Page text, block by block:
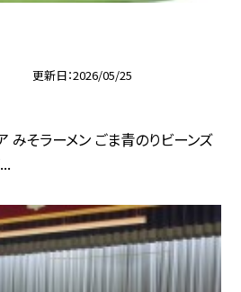
更新日 2026/05/25
みそラーメン ごま青のりビーンズ